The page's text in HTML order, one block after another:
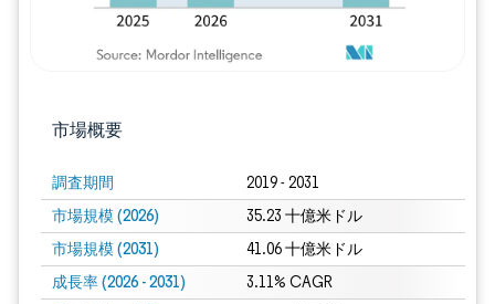
市場概要
調査期間 2019 - 2031
市場規模 (2026) 35.23 十億米ドル
市場規模 (2031) 41.06 十億米ドル
成長率 (2026 - 2031) 3.11% CAGR